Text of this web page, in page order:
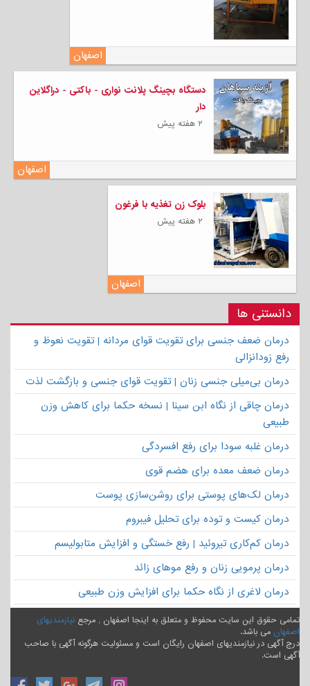
اصفهان
دستگاه بچینگ پلانت نواری - باکتی - دراگلاین
دار
۲ هفته پیش
اصفهان
بلوک زن تغذیه با فرغون
۲ هفته پیش
اصفهان
دانستنی ها
درمان ضعف جنسی برای تقویت قوای مردانه | تقویت نعوظ و
رفع زودانزالی
درمان بی‌میلی جنسی زنان | تقویت قوای جنسی و بازگشت لذت
درمان چاقی از نگاه ابن سینا | نسخه حکما برای کاهش وزن
طبیعی
درمان غلبه سودا برای رفع افسردگی
درمان ضعف معده برای هضم قوی
درمان لک‌های پوستی برای روشن‌سازی پوست
درمان کیست و توده برای تحلیل فیبروم
درمان کم‌کاری تیروئید | رفع خستگی و افزایش متابولیسم
درمان پرمویی زنان و رفع موهای زائد
درمان لاغری از نگاه حکما برای افزایش وزن طبیعی
تمامی حقوق این سایت محفوظ و متعلق به اینجا اصفهان , مرجع نیازمندیهای
اصفهان می باشد.
درج آگهی در نیازمندیهای اصفهان رایگان است و مسئولیت هرگونه آگهی با صاحب
آگهی است.